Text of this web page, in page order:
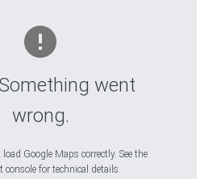
went
wrong.
Google Maps correctly. See the
console for technical details.